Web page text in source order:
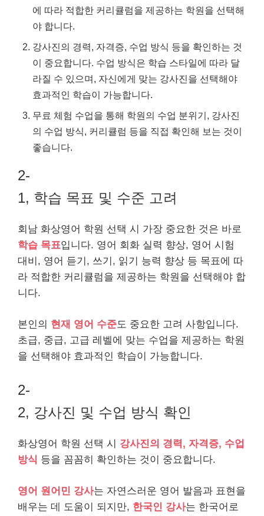
에 따라 적합한 커리큘럼을 제공하는 학원을 선택해
야 합니다.
강사진의 경력, 자격증, 수업 방식 등을 확인하는 것
이 중요합니다. 수업 방식은 학습 스타일에 따라 달
라질 수 있으며, 자신에게 맞는 강사진을 선택해야
효과적인 학습이 가능합니다.
무료 체험 수업을 통해 학원의 수업 분위기, 강사진
의 수업 방식, 커리큘럼 등을 직접 확인해 보는 것이
좋습니다.
2-
1, 학습 목표 및 수준 고려
회남 화상영어 학원 선택 시 가장 중요한 것은 바로
학습 목표입니다. 영어 회화 실력 향상, 영어 시험
대비, 영어 듣기, 쓰기, 읽기 능력 향상 등 목표에 따
라 적합한 커리큘럼을 제공하는 학원을 선택해야 합
니다.
본인의 현재 영어 수준도 중요한 고려 사항입니다.
초급, 중급, 고급 레벨에 맞는 수업을 제공하는 학원
을 선택해야 효과적인 학습이 가능합니다.
2-
2, 강사진 및 수업 방식 확인
화상영어 학원 선택 시 강사진의 경력, 자격증, 수업
방식 등을 꼼꼼히 확인하는 것이 중요합니다.
영어 원어민 강사는 자연스러운 영어 발음과 표현을
배우는 데 도움이 되지만, 한국인 강사는 한국어로